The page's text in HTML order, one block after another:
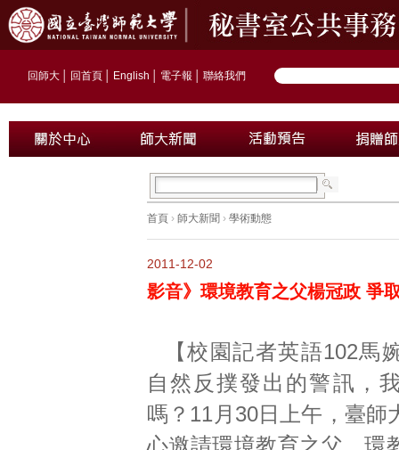
回師大 回首頁 English 電子報 聯絡我們
首頁 › 師大新聞 › 學術動態
2011-12-02
影音》環境教育之父楊冠政 爭
【校園記者英語102馬
自然反撲發出的警訊，
嗎？11月30日上午，臺師
心邀請環境教育之父、環